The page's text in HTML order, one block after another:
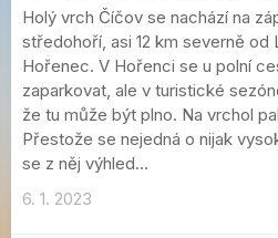
Holý vrch Číčov se nachází na
středohoří, asi 12 km severně od
Hořenec. V Hořenci se u polní
zaparkovat, ale v turistické
že tu může být plno. Na vrchol
Přestože se nejedná o nijak
se z něj výhled...
6. 1. 2023